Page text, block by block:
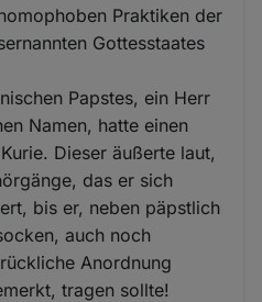
Praktiken der
Gottesstaates
Papstes, ein Herr
Namen, hatte einen
Dieser äußerte laut,
das er sich
bis er, neben päpstlich
auch noch
Anordnung
tragen sollte!